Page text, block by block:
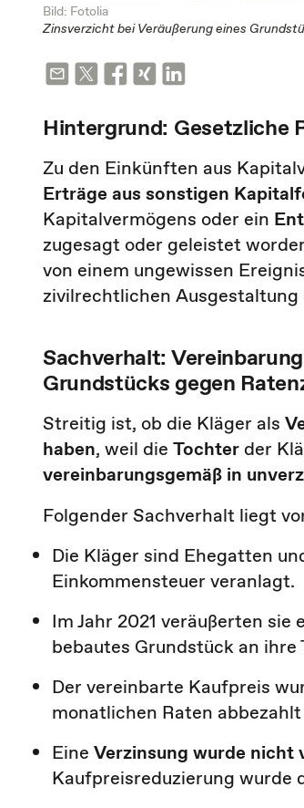
Bild: Fotolia
Zinsverzicht bei Veräußerung eines
Hintergrund: Gesetzliche
Zu den Einkünften aus
Erträge aus sonstigen
Kapitalvermögens oder ein
zugesagt oder geleistet
von einem ungewissen
zivilrechtlichen Ausgestaltung
Sachverhalt:
Grundstücks gegen
Streitig ist, ob die Kläger als
haben, weil die Tochter der
vereinbarungsgemäß in
Folgender Sachverhalt liegt
Die Kläger sind Ehegatten
Einkommensteuer veranlagt.
Im Jahr 2021 veräußerten
bebautes Grundstück an ihre
Der vereinbarte Kaufpreis
monatlichen Raten
Eine Verzinsung wurde nicht
Kaufpreisreduzierung wurde